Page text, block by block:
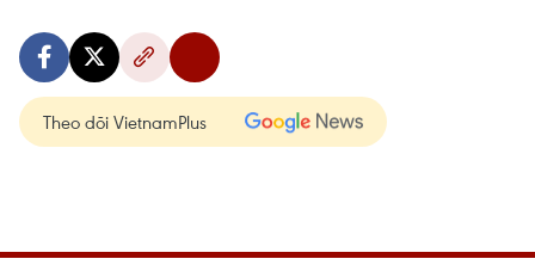
Theo dõi VietnamPlus